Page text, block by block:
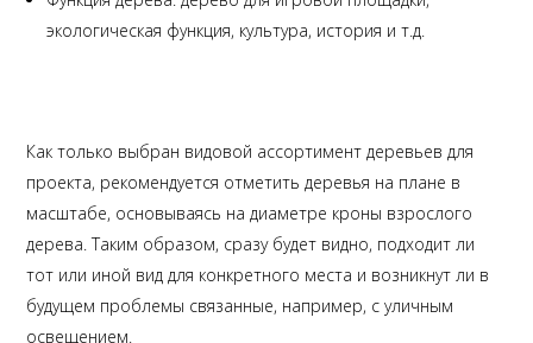
экологическая функция, культура, история и т.д.
Как только выбран видовой ассортимент деревьев для
проекта, рекомендуется отметить деревья на плане в
масштабе, основываясь на диаметре кроны взрослого
дерева. Таким образом, сразу будет видно, подходит ли
тот или иной вид для конкретного места и возникнут ли в
будущем проблемы связанные, например, с уличным
освещением.